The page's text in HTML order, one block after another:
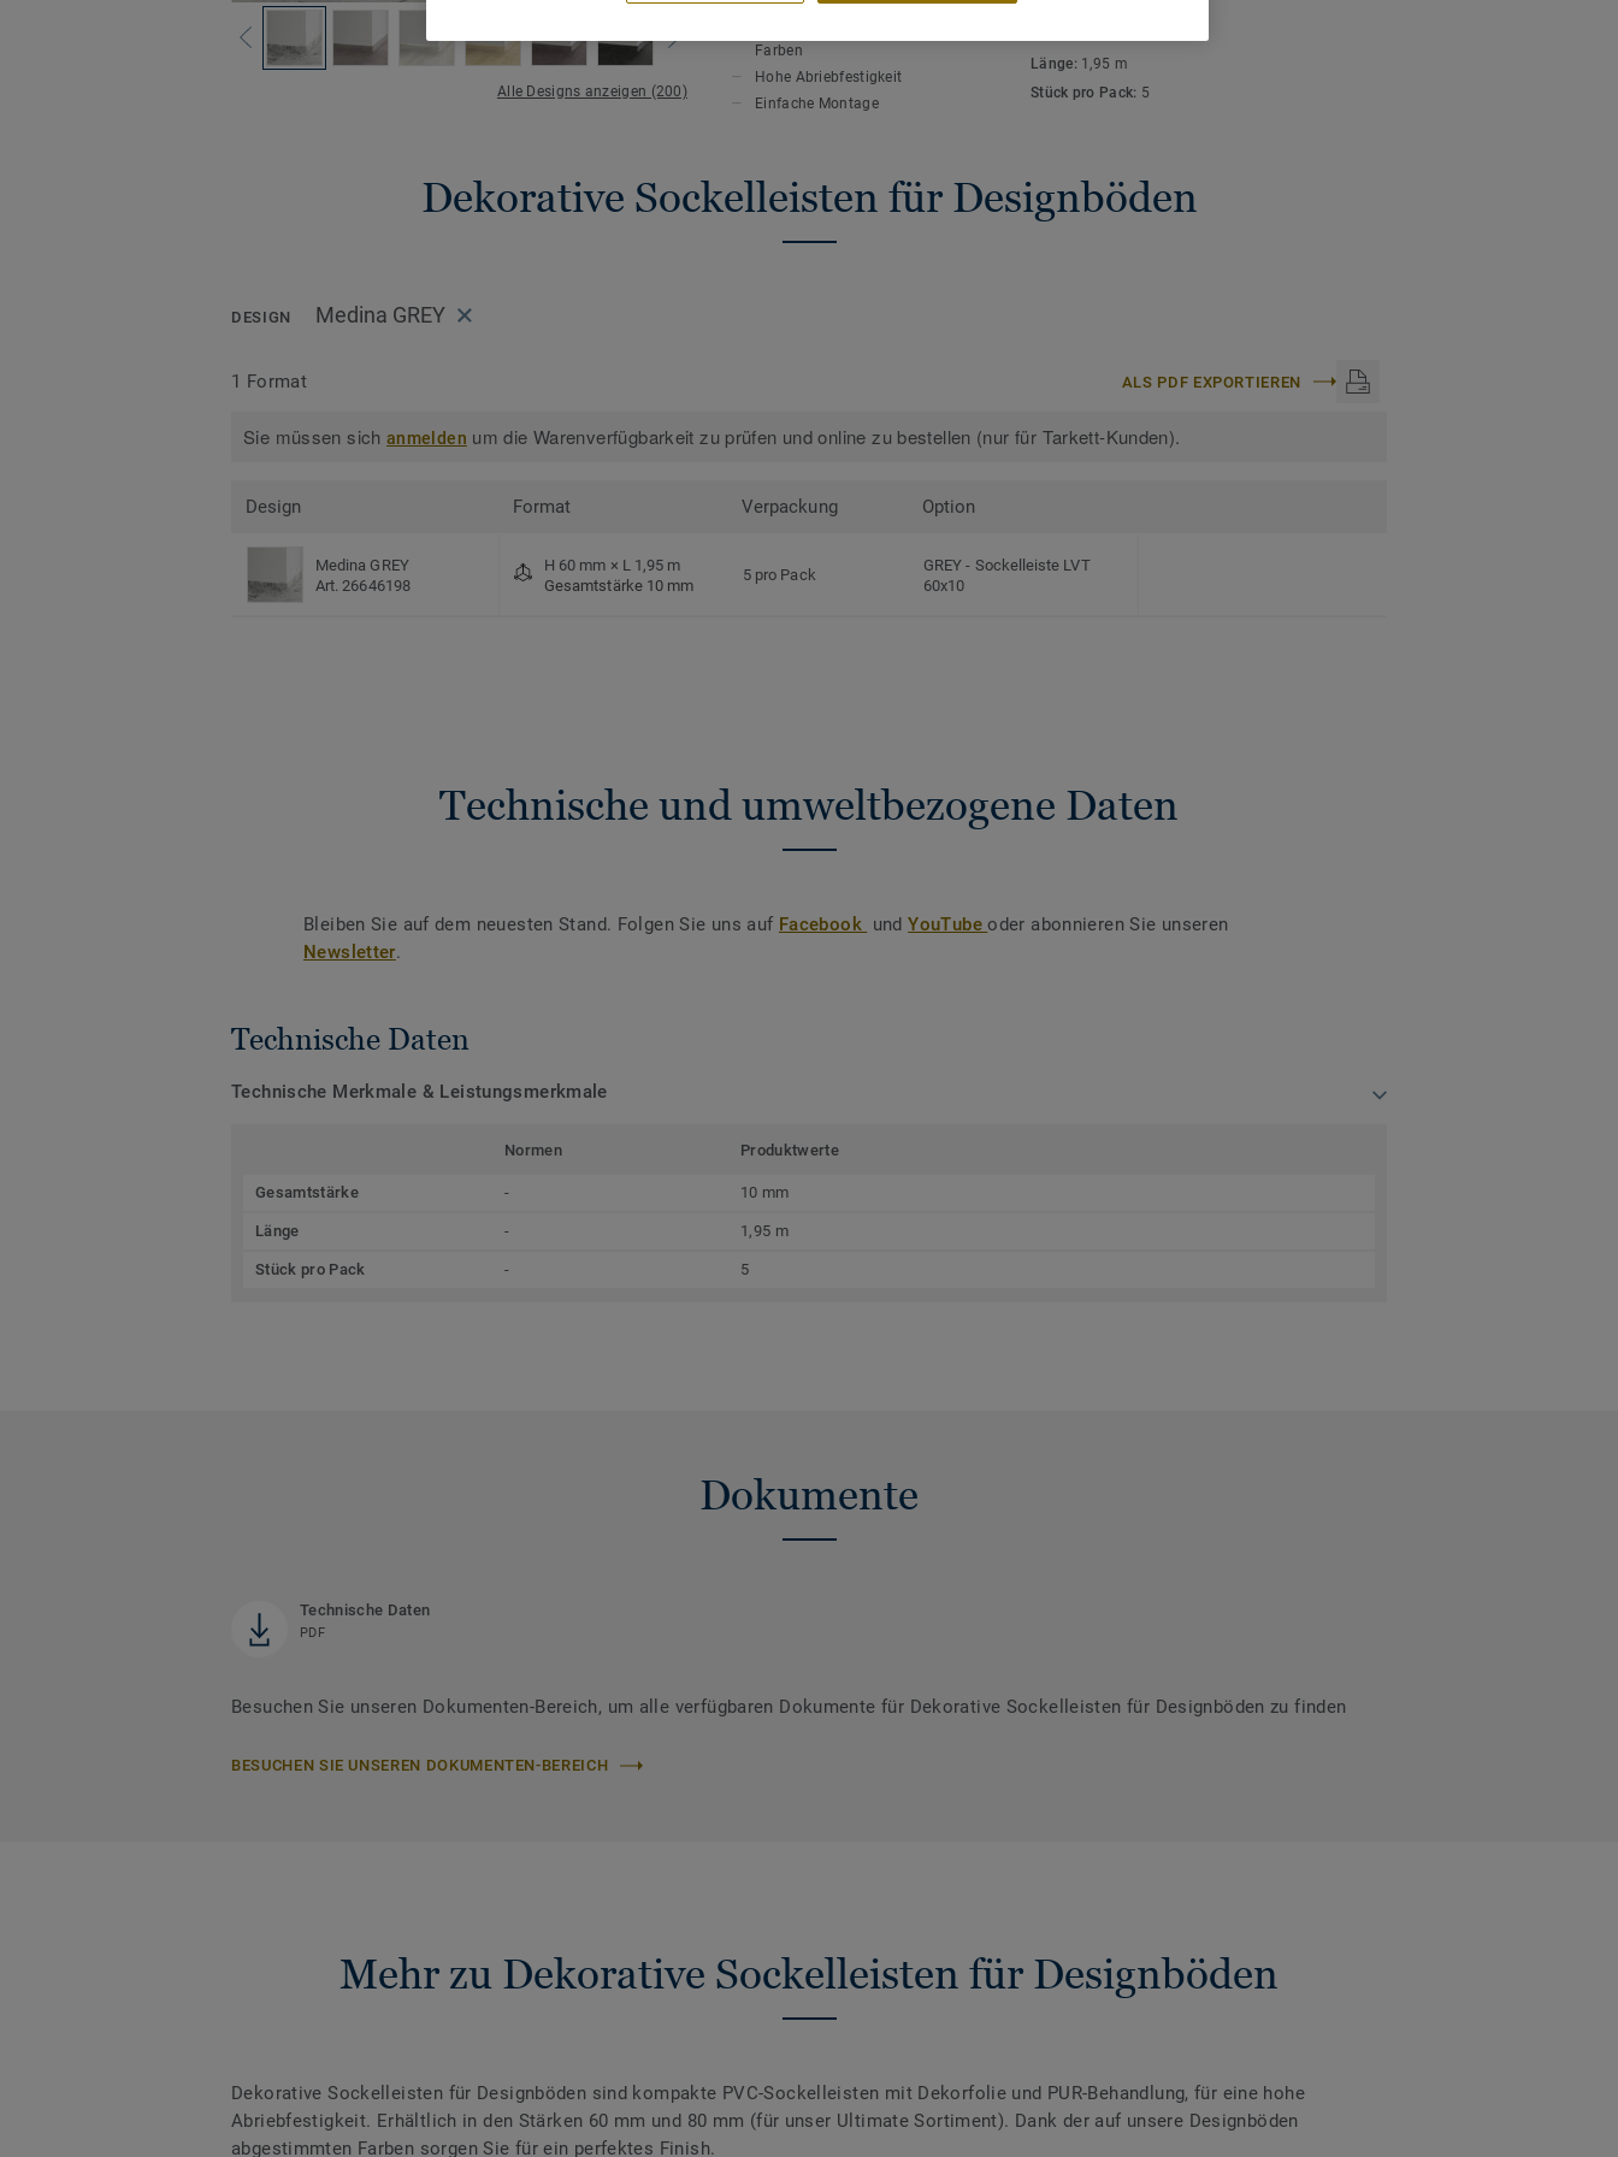
Alle Designs anzeigen (200)
Farben
Hohe Abriebfestigkeit
Einfache Montage
Länge: 1,95 m
Stück pro Pack: 5
Dekorative Sockelleisten für Designböden
DESIGN Medina GREY
1 Format ALS PDF EXPORTIEREN
Sie müssen sichanmelden um die Warenverfügbarkeit zu prüfen und online zu bestellen (nur für Tarkett-Kunden).
Design Format Verpackung Option
Medina GREY
Art. 26646198
H 60 mm × L 1,95 m
Gesamtstärke 10 mm
5 pro Pack
GREY- Sockelleiste LVT
60x10
Technische und umweltbezogene Daten
Bleiben Sie auf dem neuesten Stand. Folgen Sie uns auf Facebook undYouTubeoder abonnieren Sie unseren
Newsletter.
Technische Daten
Technische Merkmale & Leistungsmerkmale
Normen Produktwerte
Gesamtstärke - 10 mm
Länge - 1,95 m
Stück pro Pack - 5
Dokumente
Technische Daten
PDF
Besuchen Sie unseren Dokumenten-Bereich, um alle verfügbaren Dokumente für Dekorative Sockelleisten für Designböden zu finden
BESUCHEN SIE UNSEREN DOKUMENTEN-BEREICH
Mehr zu Dekorative Sockelleisten für Designböden
Dekorative Sockelleisten für Designböden sind kompakte PVC-Sockelleisten mit Dekorfolie und PUR-Behandlung, für eine hohe
Abriebfestigkeit. Erhältlich in den Stärken 60 mm und 80 mm (für unser Ultimate Sortiment). Dank der auf unsere Designböden
abgestimmten Farben sorgen Sie für ein perfektes Finish.